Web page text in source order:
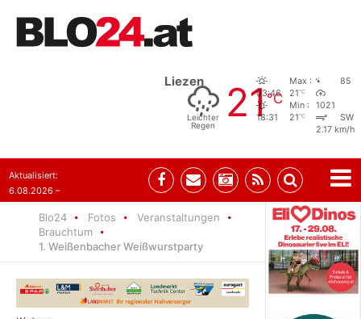
Liezen
Leichter
Regen
21°C
03:46
18:31
Max :
21°C
Min :
21°C
85
1021
SW
2.17 km/h
Aktualisiert:
6.08.2026 –
Blo24 Fotos
Veranstaltungen
Brauchtum
1. Weißenbacher Weißwurstparty